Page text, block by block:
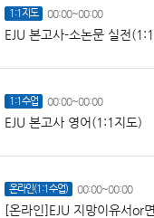
1:1지도 00:00~00:00
EJU 본고사-소논문 실전
1:1수업 00:00~00:00
EJU 본고사 영어(1:1지도)
온라인(1:1수업) 00:00~00:00
[온라인]EJU 지망이유서or